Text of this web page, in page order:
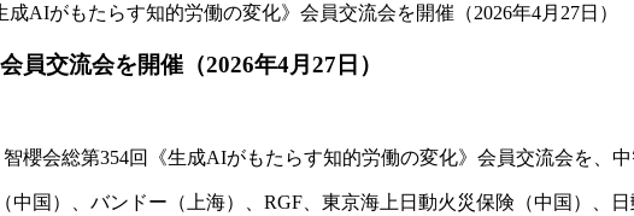
成AIがもたらす知的労働の変化》会員交流会を開催（2026年4月27日）
員交流会を開催（2026年4月27日）
櫻会総第354回《生成AIがもたらす知的労働の変化》会員交流会を、中
国）、バンドー（上海）、RGF、東京海上日動火災保険（中国）、